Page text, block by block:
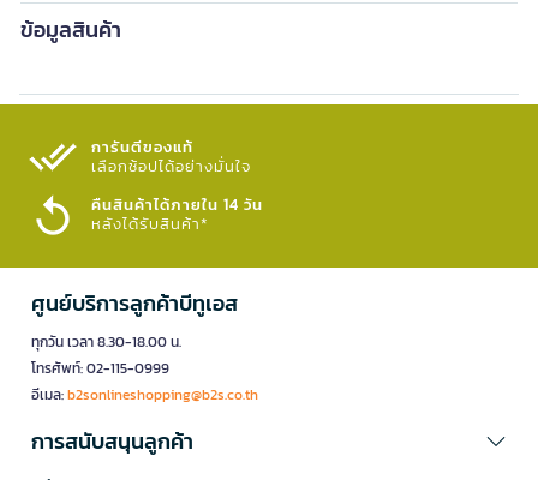
ข้อมูลสินค้า
การันตีของแท้
เลือกช้อปได้อย่างมั่นใจ​
คืนสินค้าได้ภายใน 14 วัน
หลังได้รับสินค้า*
ศูนย์บริการลูกค้าบีทูเอส
ทุกวัน เวลา 8.30-18.00 น.
โทรศัพท์: 02-115-0999
อีเมล:b2sonlineshopping@b2s.co.th
การสนับสนุนลูกค้า